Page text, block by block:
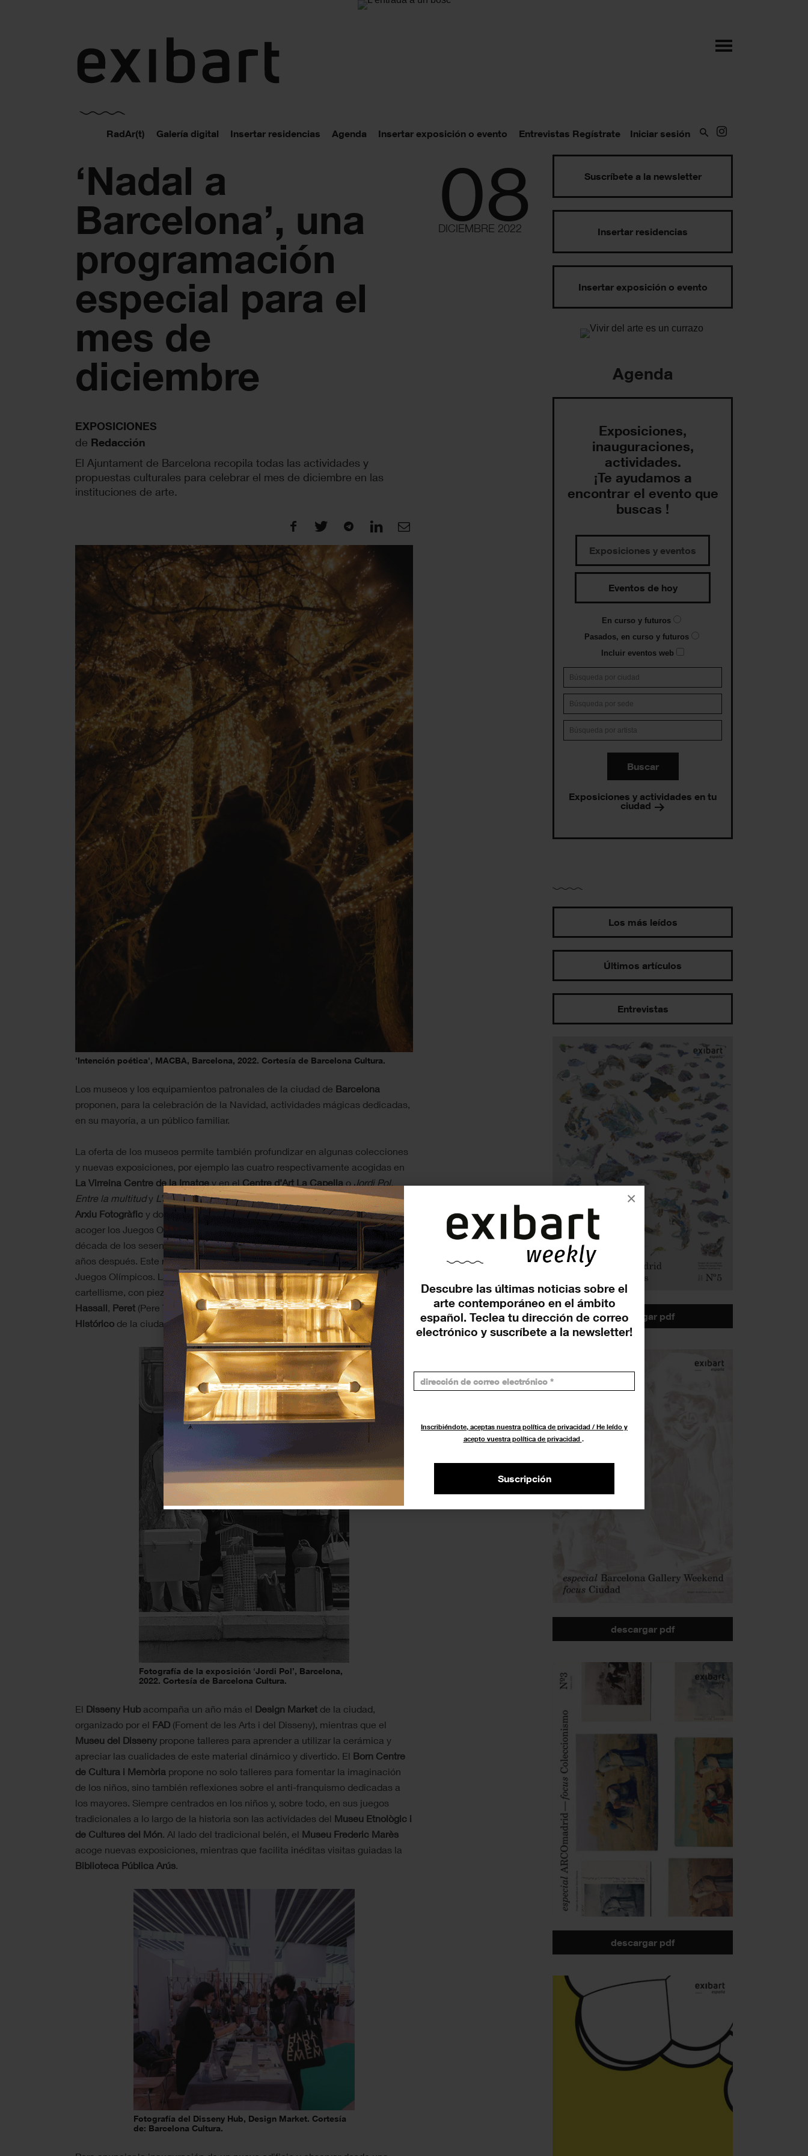
Descubre las últimas noticias sobre el
arte contemporáneo en el ámbito
español. Teclea tu dirección de correo
electrónico y suscríbete a la newsletter!
Inscribiéndote, aceptas nuestra política de privacidad / He leído y
acepto vuestra política de privacidad .
Suscripción
×
RadAr(t) Galería digital Insertar residencias Agenda Insertar exposición o evento Entrevistas Regístrate Iniciar sesión
08
DICIEMBRE 2022
‘Nadal a
Barcelona’, una
programación
especial para el
mes de
diciembre
EXPOSICIONES
de Redacción
El Ajuntament de Barcelona recopila todas las actividades y
propuestas culturales para celebrar el mes de diciembre en las
instituciones de arte.
'Intención poética', MACBA, Barcelona, 2022. Cortesía de Barcelona Cultura.
Los museos y los equipamientos patronales de la ciudad de Barcelona
proponen, para la celebración de la Navidad, actividades mágicas dedicadas,
en su mayoría, a un público familiar.
La oferta de los museos permite también profundizar en algunas colecciones
y nuevas exposiciones, por ejemplo las cuatro respectivamente acogidas en
La Virreina Centre de la Imatge y en el Centre d’Art La Capella o Jordi Pol.
Entre la multitudy L’art del cartell a Barcelona .La primera se encuentra en el
Arxiu Fotogràfic y documenta las transformaciones que sufrió la ciudad, tras
acoger los Juegos Olímpicos de 1992, exponiendo tanto fotografías de la
década de los sesenta como, en elCastell de Montjuïc
, imágenes de treinta
años después. Este recurrido es completado por un taller centrado en los
Juegos Olímpicos. La segunda exposición es, en cambio, dedicada al
cartellisme, con piezas de autores como,Josep Obiols ,Francisco Galí , John
Hassall Peret (Pere Torrent) oXavier Mariscaly tiene lugar en elArchivo
Histórico de la ciudad.
Fotografía de la exposición ‘Jordi Pol’, Barcelona,
2022. Cortesía de Barcelona Cultura.
El Disseny Hubacompaña un año más el Design Market de la ciudad,
organizado por el FAD (Foment de les Arts i del Disseny), mientras que el
Museu del Disseny propone talleres para aprender a utilizar la cerámica y
apreciar las cualidades de este material dinámico y divertido. El Born Centre
de Cultura i Memòria propone no solo talleres para fomentar la imaginación
de los niños, sino también reflexiones sobre el anti-franquismo dedicadas a
los mayores. Siempre centrados en los niños y, sobre todo, en sus juegos
tradicionales a lo largo de la historia son las actividades del Museu Etnològic i
de Cultures del Món. Al lado del tradicional belén, el Museu Frederic Marès
acoge nuevas exposiciones, mientras que facilita inéditas visitas guiadas la
Biblioteca Pública Arús.
Fotografía del Disseny Hub, Design Market. Cortesía
de: Barcelona Cultura.
Suscríbete a la newsletter
Insertar residencias
Insertar exposición o evento
Agenda
Exposiciones,
inauguraciones,
actividades.
¡Te ayudamos a
encontrar el evento que
buscas !
Exposiciones y eventos
Eventos de hoy
En curso y futuros
Pasados, en curso y futuros
Incluir eventos web
Buscar
Exposiciones y actividades en tu
ciudad
Los más leídos
Últimos artículos
Entrevistas
descargar pdf
descargar pdf
descargar pdf